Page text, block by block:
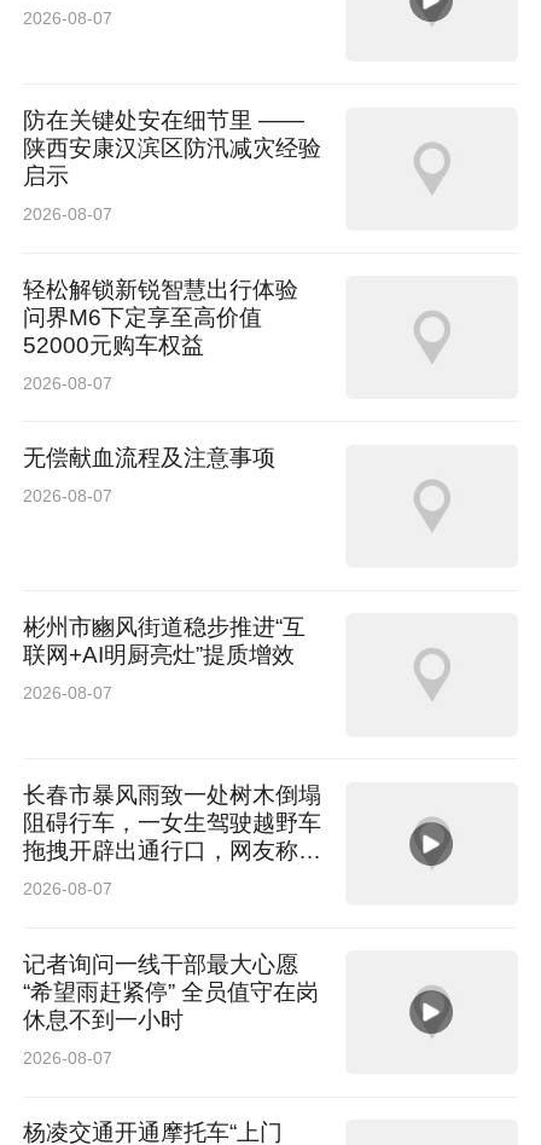
2026-08-07
防在关键处安在细节里 ——
陕西安康汉滨区防汛减灾经验
启示
2026-08-07
轻松解锁新锐智慧出行体验
问界M6下定享至高价值
52000元购车权益
2026-08-07
无偿献血流程及注意事项
2026-08-07
彬州市豳风街道稳步推进“互
联网+AI明厨亮灶”提质增效
2026-08-07
长春市暴风雨致一处树木倒塌
阻碍行车，一女生驾驶越野车
拖拽开辟出通行口，网友称赞
女司机拖拽时放缆旗还慢速！
2026-08-07
记者询问一线干部最大心愿
“希望雨赶紧停” 全员值守在岗
休息不到一小时
2026-08-07
杨凌交通开通摩托车“上门